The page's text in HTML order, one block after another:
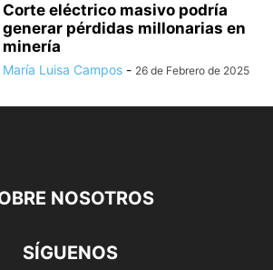
Corte eléctrico masivo podría
generar pérdidas millonarias en
minería
María Luisa Campos - 26 de Febrero de 2025
NOSOTROS
SÍGUENOS